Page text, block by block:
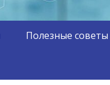
Полезные советы